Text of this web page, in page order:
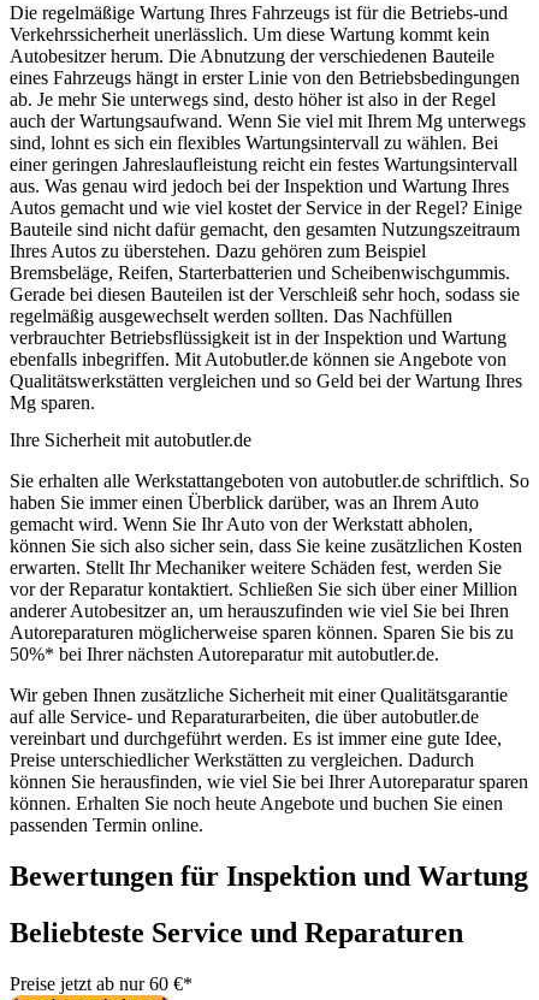
Die regelmäßige Wartung Ihres Fahrzeugs ist für die Betriebs-und
Verkehrssicherheit unerlässlich. Um diese Wartung kommt kein
Autobesitzer herum. Die Abnutzung der verschiedenen Bauteile
eines Fahrzeugs hängt in erster Linie von den Betriebsbedingungen
ab. Je mehr Sie unterwegs sind, desto höher ist also in der Regel
auch der Wartungsaufwand. Wenn Sie viel mit Ihrem Mg unterwegs
sind, lohnt es sich ein flexibles Wartungsintervall zu wählen. Bei
einer geringen Jahreslaufleistung reicht ein festes Wartungsintervall
aus. Was genau wird jedoch bei der Inspektion und Wartung Ihres
Autos gemacht und wie viel kostet der Service in der Regel? Einige
Bauteile sind nicht dafür gemacht, den gesamten Nutzungszeitraum
Ihres Autos zu überstehen. Dazu gehören zum Beispiel
Bremsbeläge, Reifen, Starterbatterien und Scheibenwischgummis.
Gerade bei diesen Bauteilen ist der Verschleiß sehr hoch, sodass sie
regelmäßig ausgewechselt werden sollten. Das Nachfüllen
verbrauchter Betriebsflüssigkeit ist in der Inspektion und Wartung
ebenfalls inbegriffen. Mit Autobutler.de können sie Angebote von
Qualitätswerkstätten vergleichen und so Geld bei der Wartung Ihres
Mg sparen.
Ihre Sicherheit mit autobutler.de
Sie erhalten alle Werkstattangeboten von autobutler.de schriftlich. So
haben Sie immer einen Überblick darüber, was an Ihrem Auto
gemacht wird. Wenn Sie Ihr Auto von der Werkstatt abholen,
können Sie sich also sicher sein, dass Sie keine zusätzlichen Kosten
erwarten. Stellt Ihr Mechaniker weitere Schäden fest, werden Sie
vor der Reparatur kontaktiert. Schließen Sie sich über einer Million
anderer Autobesitzer an, um herauszufinden wie viel Sie bei Ihren
Autoreparaturen möglicherweise sparen können. Sparen Sie bis zu
50%* bei Ihrer nächsten Autoreparatur mit autobutler.de.
Wir geben Ihnen zusätzliche Sicherheit mit einer Qualitätsgarantie
auf alle Service- und Reparaturarbeiten, die über autobutler.de
vereinbart und durchgeführt werden. Es ist immer eine gute Idee,
Preise unterschiedlicher Werkstätten zu vergleichen. Dadurch
können Sie herausfinden, wie viel Sie bei Ihrer Autoreparatur sparen
können. Erhalten Sie noch heute Angebote und buchen Sie einen
passenden Termin online.
Bewertungen für Inspektion und Wartung
Beliebteste Service und Reparaturen
Preise jetzt ab nur 60 €*